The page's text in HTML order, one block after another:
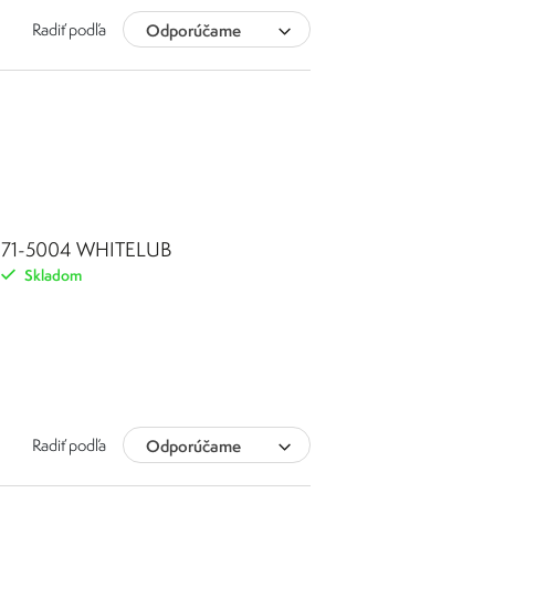
Radiť podľa Odporúčame
71-5004 WHITELUB
Skladom
Radiť podľa Odporúčame